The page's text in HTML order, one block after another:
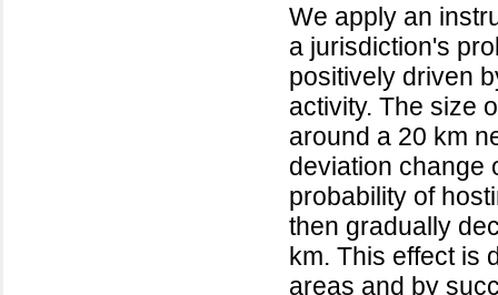
We apply an
a jurisdiction's
positively driven
activity. The size
around a 20 km
deviation change
probability of
then gradually
km. This effect is
areas and by